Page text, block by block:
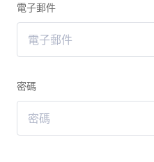
電子郵件
密碼